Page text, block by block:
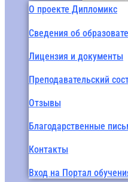
О проекте Дипломикс
Сведения об
Лицензия и документы
Преподавательский
Отзывы
Благодарственные
Контакты
Вход на Портал